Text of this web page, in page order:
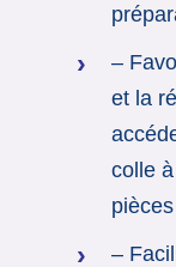
–
et la
colle
–